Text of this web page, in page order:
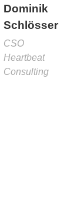
Dominik
Schlösser
CSO
Heartbeat
Consulting